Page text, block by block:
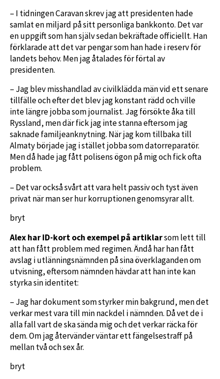
– I tidningen Caravan skrev jag att presidenten hade
samlat en miljard på sitt personliga bankkonto. Det var
en uppgift som han själv sedan bekräftade officiellt. Han
förklarade att det var pengar som han hade i reserv för
landets behov. Men jag åtalades för förtal av
presidenten.
– Jag blev misshandlad av civilklädda män vid ett senare
tillfälle och efter det blev jag konstant rädd och ville
inte längre jobba som journalist. Jag försökte åka till
Ryssland, men där fick jag inte stanna eftersom jag
saknade familjeanknytning. När jag kom tillbaka till
Almaty började jag i stället jobba som datorreparatör.
Men då hade jag fått polisens ögon på mig och fick ofta
problem.
– Det var också svårt att vara helt passiv och tyst även
privat när man ser hur korruptionen genomsyrar allt.
bryt
Alex har ID-kort och exempel på artiklarsom lett till
att han fått problem med regimen. Ändå har han fått
avslag i utlänningsnämnden på sina överklaganden om
utvisning, eftersom nämnden hävdar att han inte kan
styrka sin identitet:
– Jag har dokument som styrker min bakgrund, men det
verkar mest vara till min nackdel i nämnden. Då vet de i
alla fall vart de ska sända mig och det verkar räcka för
dem. Om jag återvänder väntar ett fängelsestraff på
mellan två och sex år.
bryt